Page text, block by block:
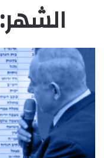
الشهر: